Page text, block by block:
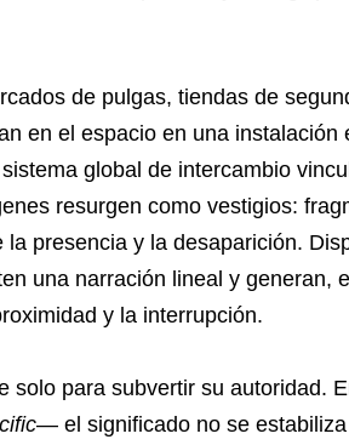
de pulgas, tiendas de
en el espacio en una instalación
global de intercambio
resurgen como vestigios:
presencia y la desaparición.
una narración lineal y generan,
y la interrupción.
solo para subvertir su autoridad.
— el significado no se